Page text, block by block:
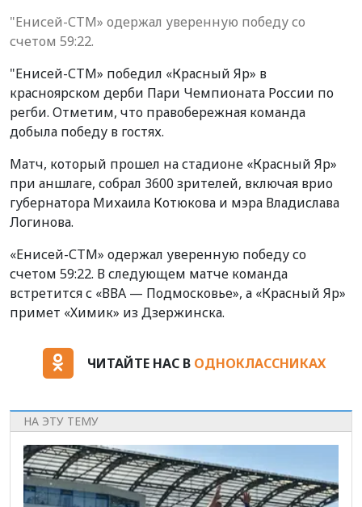
"Енисей-СТМ» одержал уверенную победу со
счетом 59:22.
"Енисей-СТМ» победил «Красный Яр» в
красноярском дерби Пари Чемпионата России по
регби. Отметим, что правобережная команда
добыла победу в гостях.
Матч, который прошел на стадионе «Красный Яр»
при аншлаге, собрал 3600 зрителей, включая врио
губернатора Михаила Котюкова и мэра Владислава
Логинова.
«Енисей-СТМ» одержал уверенную победу со
счетом 59:22. В следующем матче команда
встретится с «ВВА — Подмосковье», а «Красный Яр»
примет «Химик» из Дзержинска.
ЧИТАЙТЕ НАС В ОДНОКЛАССНИКАХ
НА ЭТУ ТЕМУ